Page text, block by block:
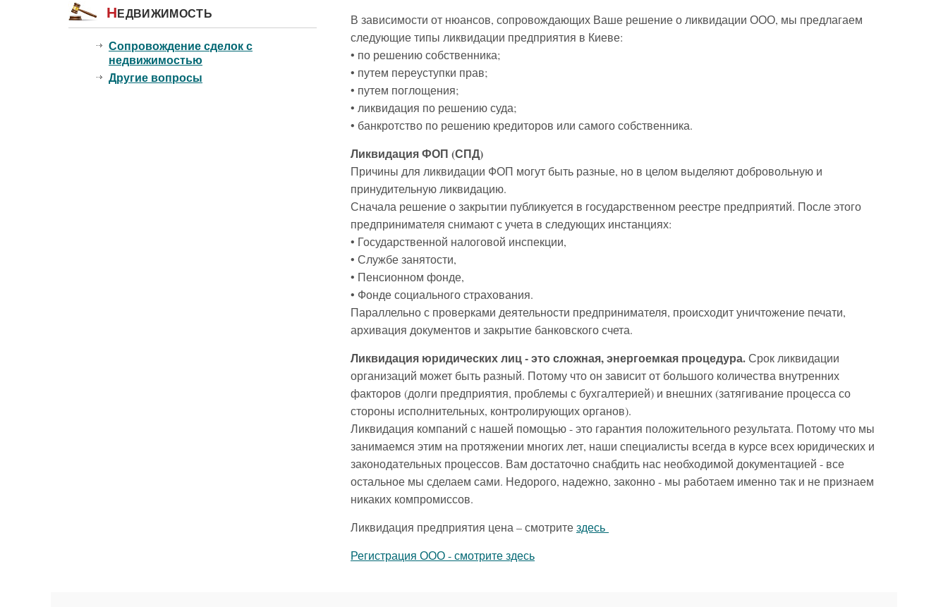
В зависимости от нюансов, сопровождающих Ваше решение о ликвидации ООО, мы предлагаем
следующие типы ликвидации предприятия в Киеве:
• по решению собственника;
• путем переуступки прав;
• путем поглощения;
• ликвидация по решению суда;
• банкротство по решению кредиторов или самого собственника.
Ликвидация ФОП (СПД)
Причины для ликвидации ФОП могут быть разные, но в целом выделяют добровольную и
принудительную ликвидацию.
Сначала решение о закрытии публикуется в государственном реестре предприятий. После этого
предпринимателя снимают с учета в следующих инстанциях:
• Государственной налоговой инспекции,
• Службе занятости,
• Пенсионном фонде,
• Фонде социального страхования.
Параллельно с проверками деятельности предпринимателя, происходит уничтожение печати,
архивация документов и закрытие банковского счета.
Ликвидация юридических лиц - это сложная, энергоемкая процедура.Срок ликвидации
организаций может быть разный. Потому что он зависит от большого количества внутренних
факторов (долги предприятия, проблемы с бухгалтерией) и внешних (затягивание процесса со
стороны исполнительных, контролирующих органов).
Ликвидация компаний с нашей помощью - это гарантия положительного результата. Потому что мы
занимаемся этим на протяжении многих лет, наши специалисты всегда в курсе всех юридических и
законодательных процессов. Вам достаточно снабдить нас необходимой документацией - все
остальное мы сделаем сами. Недорого, надежно, законно - мы работаем именно так и не признаем
никаких компромиссов.
Ликвидация предприятия цена – смотритездесь
Регистрация ООО - смотрите здесь
НЕДВИЖИМОСТЬ
Сопровождение сделок с
недвижимостью
Другие вопросы